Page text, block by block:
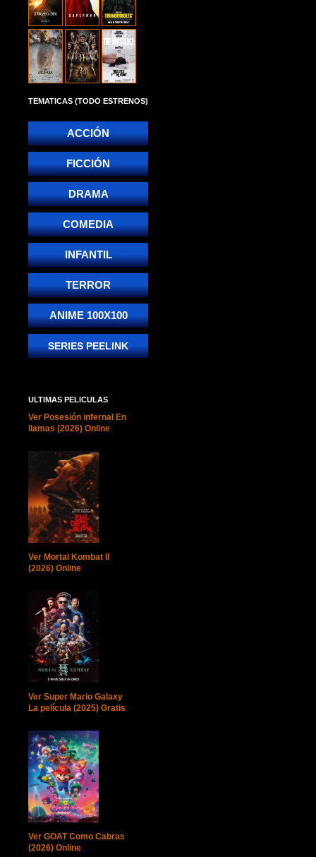
TEMATICAS (TODO ESTRENOS)
ACCIÓN
FICCIÓN
DRAMA
COMEDIA
INFANTIL
TERROR
ANIME 100X100
SERIES PEELINK
ULTIMAS PELICULAS
Ver Posesión infernal En
llamas (2026) Online
Ver Mortal Kombat II
(2026) Online
Ver Super Mario Galaxy
La película (2025) Gratis
Ver GOAT Como Cabras
(2026) Online